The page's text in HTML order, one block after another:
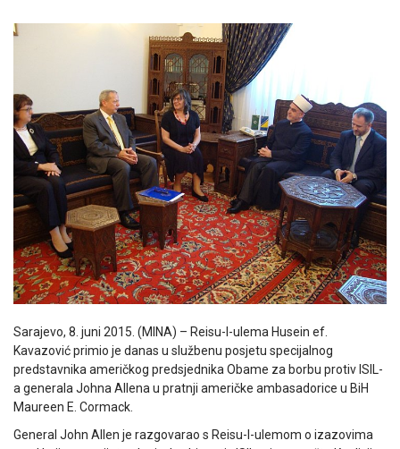
Sarajevo, 8. juni 2015. (MINA) – Reisu-l-ulema Husein ef.
Kavazović primio je danas u službenu posjetu specijalnog
predstavnika američkog predsjednika Obame za borbu protiv ISIL-
a generala Johna Allena u pratnji američke ambasadorice u BiH
Maureen E. Cormack.
General John Allen je razgovarao s Reisu-l-ulemom o izazovima